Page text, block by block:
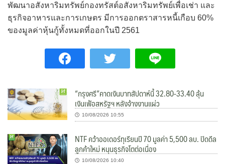
พัฒนาอสังหาริมทรัพย์กองทรัสต์อสังหาริมทรัพย์เพื่อเช่า และ
ธุรกิจอาหารและการเกษตร มีการออกตราสารหนี้เกือบ 60%
ของมูลค่าหุ้นกู้ทั้งหมดที่ออกในปี 2561
“กรุงศรี”คาดเงินบาทสัปดาห์นี้ 32.80-33.40 ลุ้น
เงินเฟ้อสหรัฐฯ หลังจ้างงานแผ่ว
10/08/2026 10:55
NTF คว้าออเดอร์ทุเรียนปี 70 มูลค่า 5,500 ลบ. ปิดดีล
ลูกค้าใหม่ หนุนธุรกิจโตต่อเนื่อง
10/08/2026 10:40